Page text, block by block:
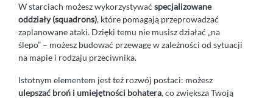
W starciach możesz wykorzystywać specjalizowane
oddziały (squadrons), które pomagają przeprowadzać
zaplanowane ataki. Dzięki temu nie musisz działać „na
ślepo” – możesz budować przewagę w zależności od sytuacji
na mapie i rodzaju przeciwnika.
Istotnym elementem jest też rozwój postaci: możesz
ulepszać broń i umiejętności bohatera, co zwiększa Twoją